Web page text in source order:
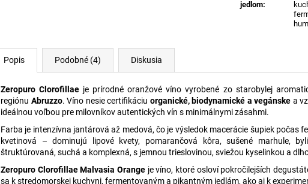
jedlom:
Popis Podobné (4) Diskusia
Zeropuro Clorofillae je prírodné oranžové víno vyrobené zo starobylej
regiónu Abruzzo. Víno nesie certifikáciu organické, biodynamické a vegánske a
ideálnou voľbou pre milovníkov autentických vín s minimálnymi zásahmi.
Farba je intenzívna jantárová až medová, čo je výsledok macerácie šupiek počas
kvetinová – dominujú lipové kvety, pomarančová kôra, sušené marhule,
štruktúrovaná, suchá a komplexná, s jemnou trieslovinou, sviežou kyselinkou a
Zeropuro Clorofillae Malvasia Orangeje víno, ktoré osloví pokročilejších
sa k stredomorskej kuchyni, fermentovaným a pikantným jedlám, ako aj k